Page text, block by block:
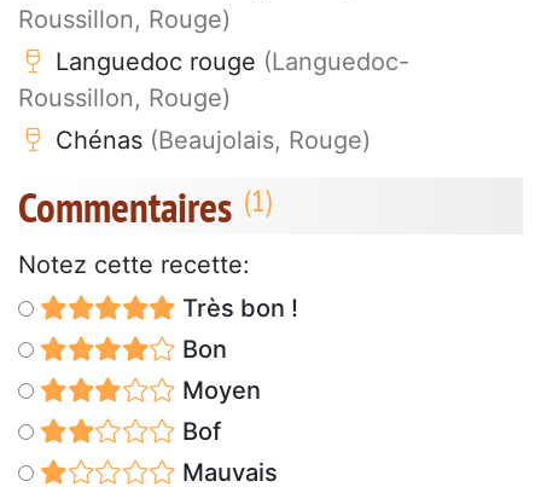
Roussillon, Rouge)
Languedoc rouge (Languedoc-
Roussillon, Rouge)
Chénas (Beaujolais, Rouge)
Commentaires
Notez cette recette:
Très bon !
Bon
Moyen
Bof
Mauvais